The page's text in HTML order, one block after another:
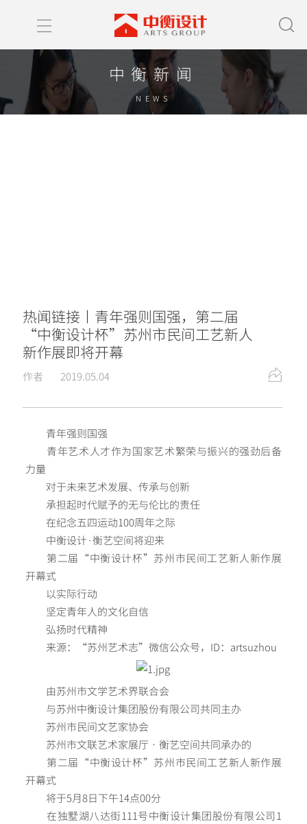
中衡新闻
NEWS
热闻链接丨青年强则国强，第二届
“中衡设计杯”苏州市民间工艺新人
新作展即将开幕
作者 2019.05.04
青年强则国强
青年艺术人才作为国家艺术繁荣与振兴的强劲后备
力量
对于未来艺术发展、传承与创新
承担起时代赋予的无与伦比的责任
在纪念五四运动100周年之际
中衡设计·衡艺空间将迎来
第二届“中衡设计杯”苏州市民间工艺新人新作展
开幕式
以实际行动
坚定青年人的文化自信
弘扬时代精神
来源：“苏州艺术志”微信公众号，ID：artsuzhou
由苏州市文学艺术界联合会
与苏州中衡设计集团股份有限公司共同主办
苏州市民间文艺家协会
苏州市文联艺术家展厅•衡艺空间共同承办的
第二届“中衡设计杯”苏州市民间工艺新人新作展
开幕式
将于5月8日下午14点00分
在独墅湖八达街111号中衡设计集团股份有限公司1